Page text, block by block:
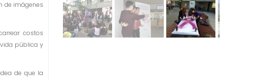
de imágenes
costos
pública y
de que la